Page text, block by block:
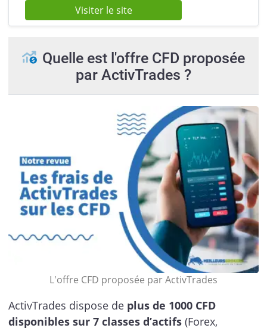
Visiter le site
Quelle est l'offre CFD proposée
par ActivTrades ?
L'offre CFD proposée par ActivTrades
ActivTrades dispose de plus de 1000 CFD
disponibles sur 7 classes d’actifs (Forex,